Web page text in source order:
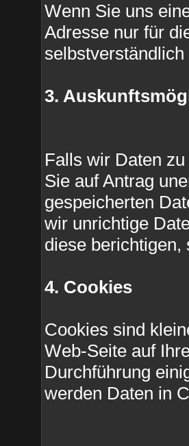
Wenn Sie uns
Adresse nur für
3.
Falls wir Daten
Sie auf Antrag
gespeicherten
wir unrichtige
diese
4. Cookies
Cookies sind
Web-Seite auf
Durchführung
werden Daten in